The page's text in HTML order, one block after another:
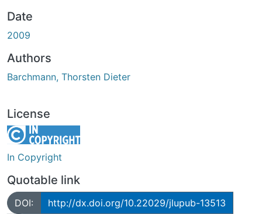
Date
2009
Authors
Barchmann, Thorsten Dieter
License
In Copyright
Quotable link
DOI: http://dx.doi.org/10.22029/jlupub-13513